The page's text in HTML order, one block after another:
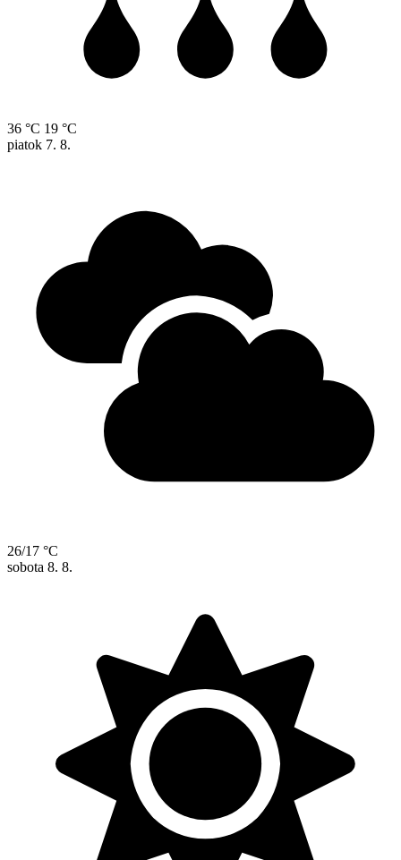
36 °C 19 °C
piatok 7. 8.
26/17 °C
sobota 8. 8.